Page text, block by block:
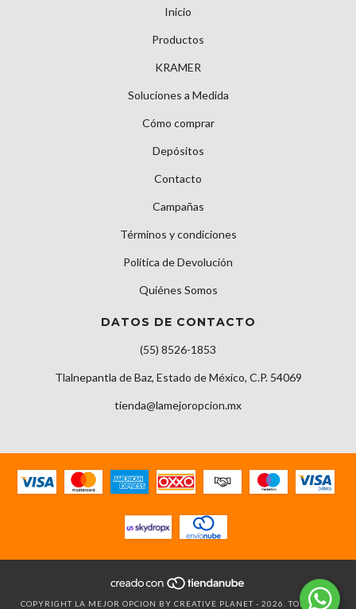
Inicio
Productos
KRAMER
Soluciones a Medida
Cómo comprar
Depósitos
Contacto
Campañas
Términos y condiciones
Política de Devolución
Quiénes Somos
DATOS DE CONTACTO
(55) 8526-1853
Tlalnepantla de Baz, Estado de México, C.P. 54069
tienda@lamejoropcion.mx
COPYRIGHT LA MEJOR OPCION BY CREATIVE PLANET - 2026. TODOS LOS